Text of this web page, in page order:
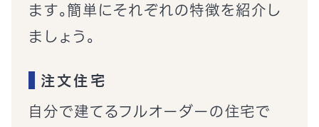
ます。簡単にそれぞれの特徴を紹介し
ましょう。
注文住宅
自分で建てるフルオーダーの住宅で